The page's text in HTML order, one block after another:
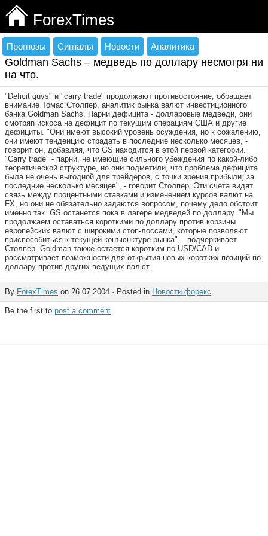
ForexTimes
Прогнозы Сигналы Новости Аналитика
Goldman Sachs – медведь по доллару несмотря ни
на что.
"Deficit guys" и "carry trade" продолжают противостояние, обращает
внимание Томас Столпер, аналитик рынка валют инвестиционного
банка Goldman Sachs. Парни дефицита - долларовые медведи, они
смотряn искоса на дефицит по текущим операциям США и другие
дефициты. "Они имеют высокий уровень осуждения, но к сожалению,
они имеют тенденцию страдать в последние несколько месяцев, -
говорит он, добавляя, что GS находится в этой первой категории.
"Carry trade" - парни, не имеющие сильного убеждения по какой-либо
теоретической структуре, но они подметили, что проблема дефицита
была не очень выгодной для трейдеров, с точки зрения прибыли, за
последние несколько месяцев", - говорит Столпер. Эти счета видят
связь между процентными ставками и изменением курсов валют на
FX, но они не обязательно задаются вопросом, почему дело обстоит
именно так. GS останется пока в лагере медведей по доллару. "Мы
продолжаем оставаться короткими по доллару против корзины
европейских валют с широкими стоп-лоссами, которые позволяют
приспособиться к текущей конъюнктуре рынка", - подчеркивает
Столпер. Goldman также остается коротким по USD/CAD и
рассматривает возможности для открытия новых коротких позиций по
доллару против других ведущих валют.
By ForexTimes on 26.07.2004 · Posted in Новости форекс
Be the first to post a comment.